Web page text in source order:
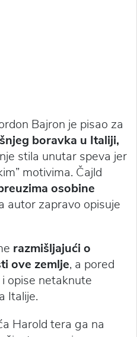
Bajron je pisao za
boravka u Italiji,
stila unutar speva jer
motivima. Čajld
osobine
autor zapravo opisuje
razmišljajući o
ove zemlje, a pored
opise netaknute
Italije.
Harold tera ga na